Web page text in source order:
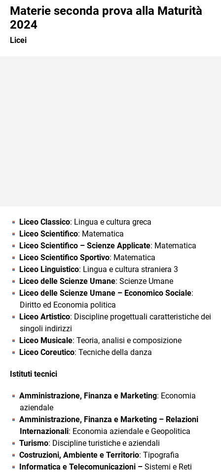
Materie seconda prova alla Maturità
2024
Licei
Liceo Classico: Lingua e cultura greca
Liceo Scientifico: Matematica
Liceo Scientifico – Scienze Applicate: Matematica
Liceo Scientifico Sportivo: Matematica
Liceo Linguistico: Lingua e cultura straniera 3
Liceo delle Scienze Umane: Scienze Umane
Liceo delle Scienze Umane – Economico Sociale:
Diritto ed Economia politica
Liceo Artistico: Discipline progettuali caratteristiche dei
singoli indirizzi
Liceo Musicale: Teoria, analisi e composizione
Liceo Coreutico: Tecniche della danza
Istituti tecnici
Amministrazione, Finanza e Marketing: Economia
aziendale
Amministrazione, Finanza e Marketing – Relazioni
Internazionali: Economia aziendale e Geopolitica
Turismo: Discipline turistiche e aziendali
Costruzioni, Ambiente e Territorio: Tipografia
Informatica e Telecomunicazioni – Sistemi e Reti